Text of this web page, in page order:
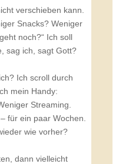
verschieben kann.
Snacks? Weniger
noch?“ Ich soll
sag ich, sagt Gott?
Ich scroll durch
mein Handy:
Streaming.
für ein paar Wochen.
wie vorher?
dann vielleicht